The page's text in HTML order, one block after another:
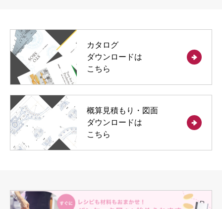
カタログ
ダウンロードは
こちら
概算見積もり・図面
ダウンロードは
こちら